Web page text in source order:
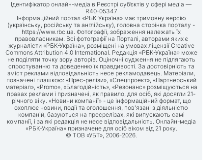
Ідентифікатор онлайн-медіа в Реєстрі суб’єктів у сфері медіа —
R40-05347
Інформаційний портал «РБК-Україна» має тримовну версію
(українську, російську та англійську), головна сторінка порталу -
https://www.rbc.ua. Фотографії, зображення належать їх
правовласникам. Всі фотографії на Порталі, авторами яких є
журналісти «РБК-Україна», розміщені на умовах ліцензії Creative
Commons Attribution 4.0 International. Редакція «РБК-Україна» може
не поділяти точку зору авторів. Оціночні судження не підлягають
спростуванню та доведенню їх правдивості. За достовірність та
зміст реклами відповідальність несе рекламодавець. Матеріали,
позначені плашкою: «Прес-релізи», «Спецпроект», «Партнерський
матеріал», «Promo», «Благодійність», «Резонанс» розміщуються на
правах реклами і призначені, як правило, для осіб, які досягли 21-
річного віку. «Новини компанії» - це інформаційний формат, що
охоплює новини, події та оголошення, пов'язані з діяльністю
компаній, базуються на пресрелізах, які випускають самі
компанії, і за які редакція не несе відповідальність. Онлайн-медіа
«РБК-Україна» призначене для осіб віком від 21 року.
© ТОВ «УБТ», 2006-2026.